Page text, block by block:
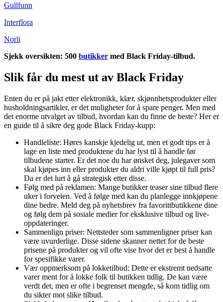
Gullfunn
Interflora
Norli
Sjekk oversikten: 500 butikker med Black Friday-tilbud.
Slik får du mest ut av Black Friday
Enten du er på jakt etter elektronikk, klær, skjønnhetsprodukter eller
husholdningsartikler, er det muligheter for å spare penger. Men med
det enorme utvalget av tilbud, hvordan kan du finne de beste? Her er
en guide til å sikre deg gode Black Friday-kupp:
Handleliste: Høres kanskje kjedelig ut, men et godt tips er å
lage en liste med produktene du har lyst til å handle før
tilbudene starter. Er det noe du har ønsket deg, julegaver som
skal kjøpes inn eller produkter du aldri ville kjøpt til full pris?
Da er det lurt å gå strategisk etter disse.
Følg med på reklamen: Mange butikker teaser sine tilbud flere
uker i forveien. Ved å følge med kan du planlegge innkjøpene
dine bedre. Meld deg på nyhetsbrev fra favorittbutikkene dine
og følg dem på sosiale medier for eksklusive tilbud og live-
oppdateringer.
Sammenlign priser: Nettsteder som sammenligner priser kan
være uvurderlige. Disse sidene skanner nettet for de beste
prisene på produkter og vil ofte vise hvor det er best å handle
for spesifikke varer.
Vær oppmerksom på lokketilbud: Dette er ekstremt nedsatte
varer ment for å lokke folk til butikken tidlig. De kan være
verdt det, men er ofte i begrenset mengde, så kom tidlig om
du sikter mot slike tilbud.